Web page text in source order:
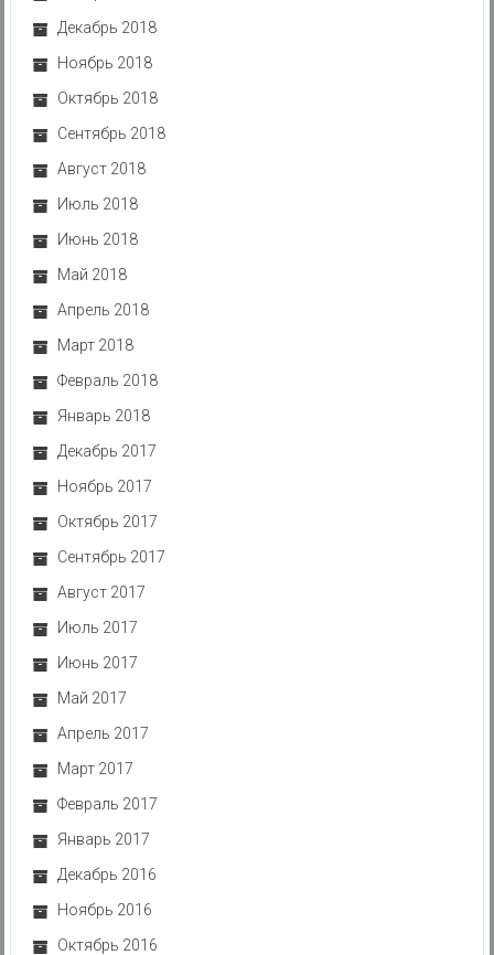
Декабрь 2018
Ноябрь 2018
Октябрь 2018
Сентябрь 2018
Август 2018
Июль 2018
Июнь 2018
Май 2018
Апрель 2018
Март 2018
Февраль 2018
Январь 2018
Декабрь 2017
Ноябрь 2017
Октябрь 2017
Сентябрь 2017
Август 2017
Июль 2017
Июнь 2017
Май 2017
Апрель 2017
Март 2017
Февраль 2017
Январь 2017
Декабрь 2016
Ноябрь 2016
Октябрь 2016